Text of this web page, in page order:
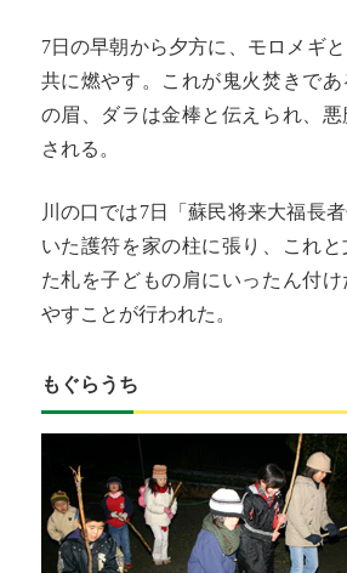
7日の早朝から夕方に、モロメギ
共に燃やす。これが鬼火焚きで
の眉、ダラは金棒と伝えられ、
される。
川の口では7日「蘇民将来大福長
いた護符を家の柱に張り、これ
た札を子どもの肩にいったん付
やすことが行われた。
もぐらうち